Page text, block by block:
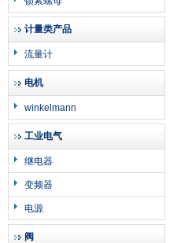
计量类产品
流量计
电机
winkelmann
工业电气
继电器
变频器
电源
阀